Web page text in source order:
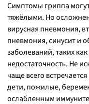
Симптомы гриппа
тяжёлыми. Но
вирусная пневмония,
пневмония, синусит и
заболеваний, таких
недостаточность. Не
чаще всего
дети, пожилые,
ослабленным